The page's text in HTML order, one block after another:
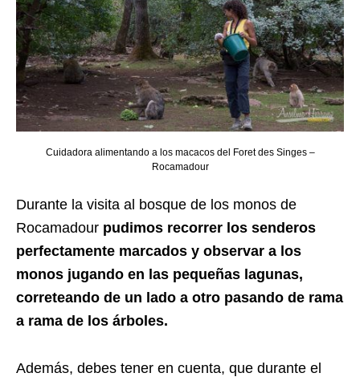
Cuidadora alimentando a los macacos del Foret des Singes –
Rocamadour
Durante la visita al bosque de los monos de
Rocamadour pudimos recorrer los senderos
perfectamente marcados y observar a los
monos jugando en las pequeñas lagunas,
correteando de un lado a otro pasando de rama
a rama de los árboles.
Además, debes tener en cuenta, que durante el